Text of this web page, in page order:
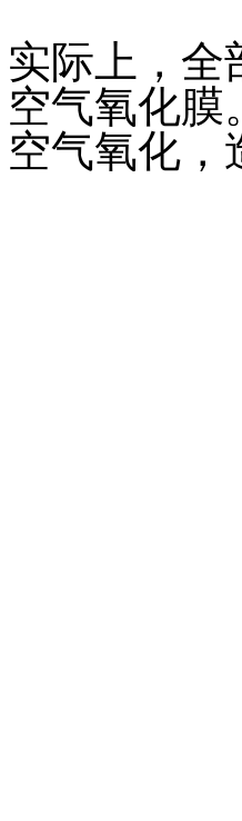
实际上，全
空气氧化膜
空气氧化，